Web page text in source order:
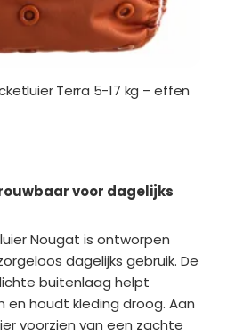
Terra 5-17 kg – effen
voor dagelijks
Nougat is ontworpen
dagelijks gebruik. De
buitenlaag helpt
en houdt kleding droog. Aan
voorzien van een zachte